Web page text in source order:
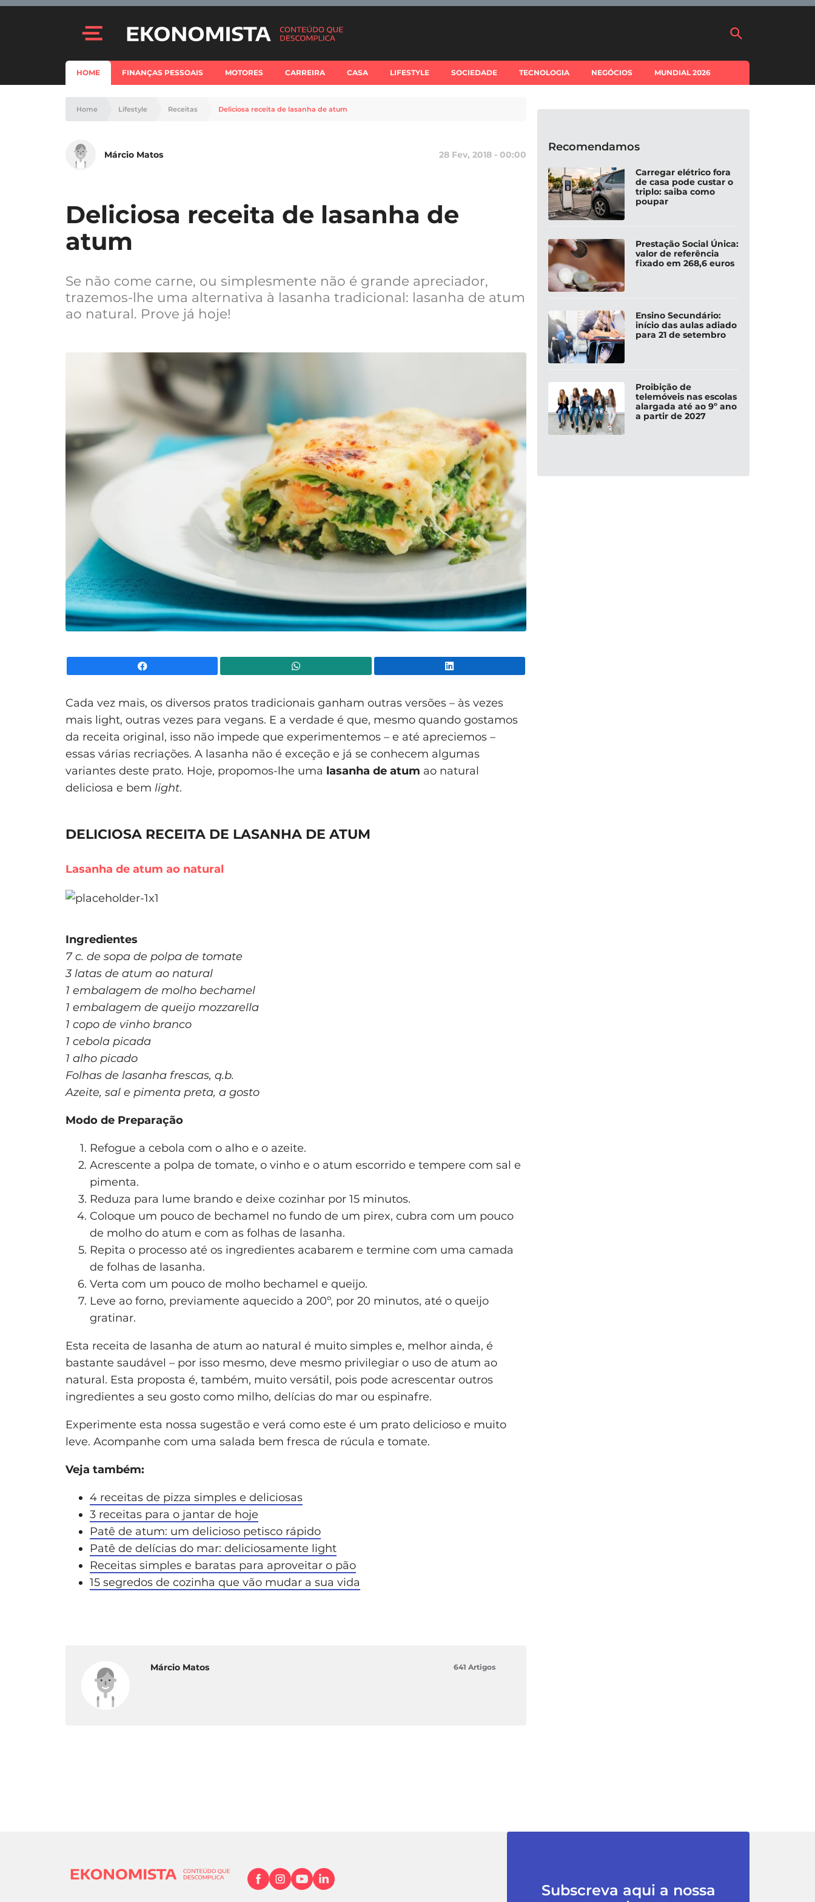
HOME FINANÇAS PESSOAIS MOTORES CARREIRA CASA LIFESTYLE SOCIEDADE TECNOLOGIA NEGÓCIOS MUNDIAL 2026
Home Lifestyle Receitas Deliciosa receita de lasanha de atum
Márcio Matos 28 Fev, 2018 - 00:00
Deliciosa receita de lasanha de
atum
Se não come carne, ou simplesmente não é grande apreciador,
trazemos-lhe uma alternativa à lasanha tradicional: lasanha de atum
ao natural. Prove já hoje!
Cada vez mais, os diversos pratos tradicionais ganham outras versões – às vezes
mais light, outras vezes para vegans. E a verdade é que, mesmo quando gostamos
da receita original, isso não impede que experimentemos – e até apreciemos –
essas várias recriações. A lasanha não é exceção e já se conhecem algumas
variantes deste prato. Hoje, propomos-lhe uma lasanha de atum ao natural
deliciosa e bem light.
DELICIOSA RECEITA DE LASANHA DE ATUM
Lasanha de atum ao natural
Ingredientes
7 c. de sopa de polpa de tomate
3 latas de atum ao natural
1 embalagem de molho bechamel
1 embalagem de queijo mozzarella
1 copo de vinho branco
1 cebola picada
1 alho picado
Folhas de lasanha frescas, q.b.
Azeite, sal e pimenta preta, a gosto
Modo de Preparação
Refogue a cebola com o alho e o azeite.
Acrescente a polpa de tomate, o vinho e o atum escorrido e tempere com sal e
pimenta.
Reduza para lume brando e deixe cozinhar por 15 minutos.
Coloque um pouco de bechamel no fundo de um pirex, cubra com um pouco
de molho do atum e com as folhas de lasanha.
Repita o processo até os ingredientes acabarem e termine com uma camada
de folhas de lasanha.
Verta com um pouco de molho bechamel e queijo.
Leve ao forno, previamente aquecido a 200º, por 20 minutos, até o queijo
gratinar.
Esta receita de lasanha de atum ao natural é muito simples e, melhor ainda, é
bastante saudável – por isso mesmo, deve mesmo privilegiar o uso de atum ao
natural. Esta proposta é, também, muito versátil, pois pode acrescentar outros
ingredientes a seu gosto como milho, delícias do mar ou espinafre.
Experimente esta nossa sugestão e verá como este é um prato delicioso e muito
leve. Acompanhe com uma salada bem fresca de rúcula e tomate.
Veja também:
4 receitas de pizza simples e deliciosas
3 receitas para o jantar de hoje
Patê de atum: um delicioso petisco rápido
Patê de delícias do mar: deliciosamente light
Receitas simples e baratas para aproveitar o pão
15 segredos de cozinha que vão mudar a sua vida
Márcio Matos 641 Artigos
Recomendamos
Carregar elétrico fora
de casa pode custar o
triplo: saiba como
poupar
Prestação Social Única:
valor de referência
fixado em 268,6 euros
Ensino Secundário:
início das aulas adiado
para 21 de setembro
Proibição de
telemóveis nas escolas
alargada até ao 9º ano
a partir de 2027
Subscreva aqui a nossa